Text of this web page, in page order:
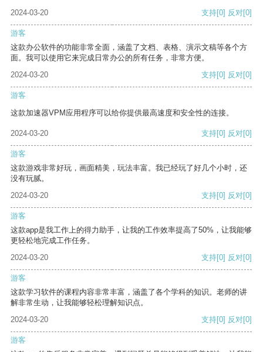
2024-03-20 支持[0] 反对[0]
游客
这款办公软件的功能非常全面，涵盖了文档、表格、演示文稿等各个方
面。我可以使用它来完成日常办公的所有任务，非常方便。
2024-03-20
支持[0] 反对[0]
游客
这款加速器VPM应用程序可以给你提供最高速度和安全性的连接。
2024-03-20 支持[0] 反对[0]
游客
这款游戏非常好玩，画面精美，玩法丰富。我已经玩了好几个小时，还
没有玩腻。
2024-03-20
支持[0] 反对[0]
游客
这款app是我工作上的得力助手，让我的工作效率提高了50%，让我能够
更轻松地完成工作任务。
2024-03-20
支持[0] 反对[0]
游客
这款学习软件的课程内容非常丰富，涵盖了各个学科的知识。老师的讲
解非常生动，让我能够轻松理解知识点。
2024-03-20
支持[0] 反对[0]
游客